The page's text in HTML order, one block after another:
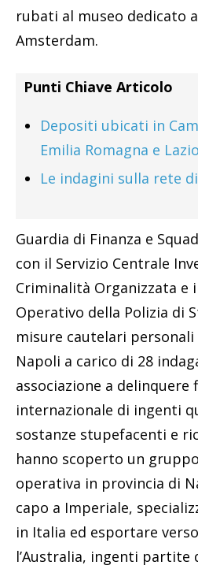
rubati al museo dedicato
Amsterdam.
Punti Chiave Articolo
Depositi ubicati in
Emilia Romagna e Lazio
Le indagini sulla rete
Guardia di Finanza e
con il Servizio Centrale
Criminalità Organizzata e
Operativo della Polizia di
misure cautelari personali
Napoli a carico di 28
associazione a
internazionale di ingenti
sostanze stupefacenti e
hanno scoperto un
operativa in provincia di
capo a Imperiale,
in Italia ed esportare
l’Australia, ingenti partite